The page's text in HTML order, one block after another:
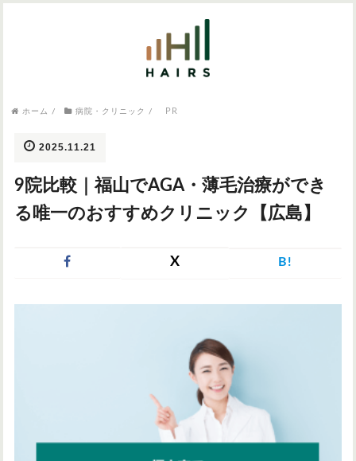
病院・クリニック
AGA
円形脱毛症
お問い合わせ
ホーム / 病院・クリニック / PR
2025.11.21
9院比較｜福山でAGA・薄毛治療ができ
る唯一のおすすめクリニック【広島】
X B!
気になるワードから記事を探す
症状・悩みから記事を探す
女性の薄毛